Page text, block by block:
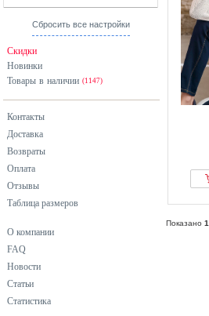
Сбросить все настройки
Скидки
Новинки
Товары в наличии (1147)
Контакты
Доставка
Возвраты
Оплата
Отзывы
Таблица размеров
О компании
FAQ
Новости
Статьи
Статистика
Показано 1